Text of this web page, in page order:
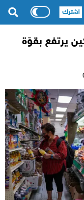
يرتفع بقوّة
اشترك